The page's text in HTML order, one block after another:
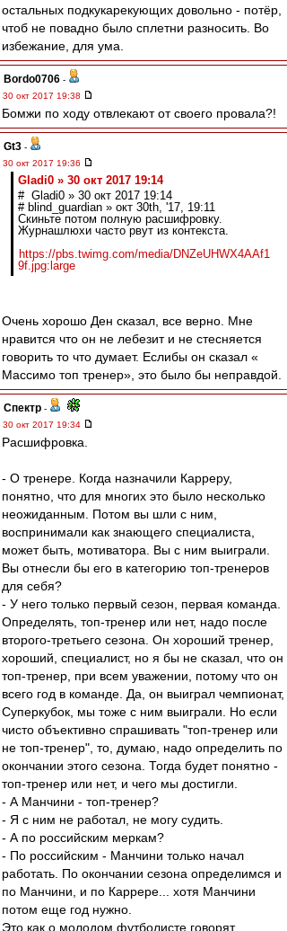
остальных подкукарекующих довольно - потёр,
чтоб не повадно было сплетни разносить. Во
избежание, для ума.
Bordo0706 -
30 окт 2017 19:38
Бомжи по ходу отвлекают от своего провала?!
Gt3 -
30 окт 2017 19:36
Gladi0 » 30 окт 2017 19:14
# Gladi0 » 30 окт 2017 19:14
# blind_guardian » окт 30th, '17, 19:11
Скиньте потом полную расшифровку.
Журнашлюхи часто рвут из контекста.
https://pbs.twimg.com/media/DNZeUHWX4AAf1
9f.jpg:large
Очень хорошо Ден сказал, все верно. Мне
нравится что он не лебезит и не стесняется
говорить то что думает. Еслибы он сказал «
Массимо топ тренер», это было бы неправдой.
Спектр -
30 окт 2017 19:34
Расшифровка.
- О тренере. Когда назначили Карреру,
понятно, что для многих это было несколько
неожиданным. Потом вы шли с ним,
воспринимали как знающего специалиста,
может быть, мотиватора. Вы с ним выиграли.
Вы отнесли бы его в категорию топ-тренеров
для себя?
- У него только первый сезон, первая команда.
Определять, топ-тренер или нет, надо после
второго-третьего сезона. Он хороший тренер,
хороший, специалист, но я бы не сказал, что он
топ-тренер, при всем уважении, потому что он
всего год в команде. Да, он выиграл чемпионат,
Суперкубок, мы тоже с ним выиграли. Но если
чисто объективно спрашивать "топ-тренер или
не топ-тренер", то, думаю, надо определить по
окончании этого сезона. Тогда будет понятно -
топ-тренер или нет, и чего мы достигли.
- А Манчини - топ-тренер?
- Я с ним не работал, не могу судить.
- А по российским меркам?
- По российским - Манчини только начал
работать. По окончании сезона определимся и
по Манчини, и по Каррере... хотя Манчини
потом еще год нужно.
Это как о молодом футболисте говорят.